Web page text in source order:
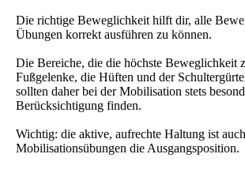
Die richtige Beweglichkeit hilft dir, alle
Übungen korrekt ausführen zu können.
Die Bereiche, die die höchste Beweglichkeit
Fußgelenke, die Hüften und der
sollten daher bei der Mobilisation stets
Berücksichtigung finden.
Wichtig: die aktive, aufrechte Haltung ist
Mobilisationsübungen die Ausgangsposition.